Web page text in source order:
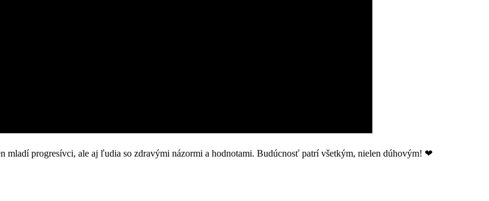
progresívci, ale aj ľudia so zdravými názormi a hodnotami. Budúcnosť patrí všetkým, nielen dúhovým! ❤